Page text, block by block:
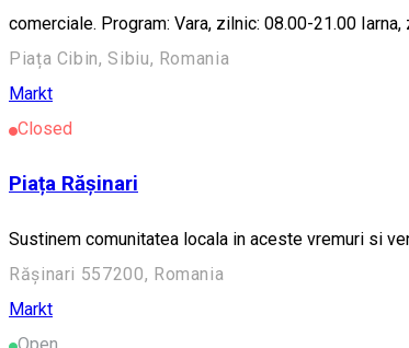
comerciale. Program: Vara, zilnic: 08.00-21.00
Piața Cibin, Sibiu, Romania
Markt
Closed
Piața Rășinari
Sustinem comunitatea locala in aceste vremuri si
Rășinari 557200, Romania
Markt